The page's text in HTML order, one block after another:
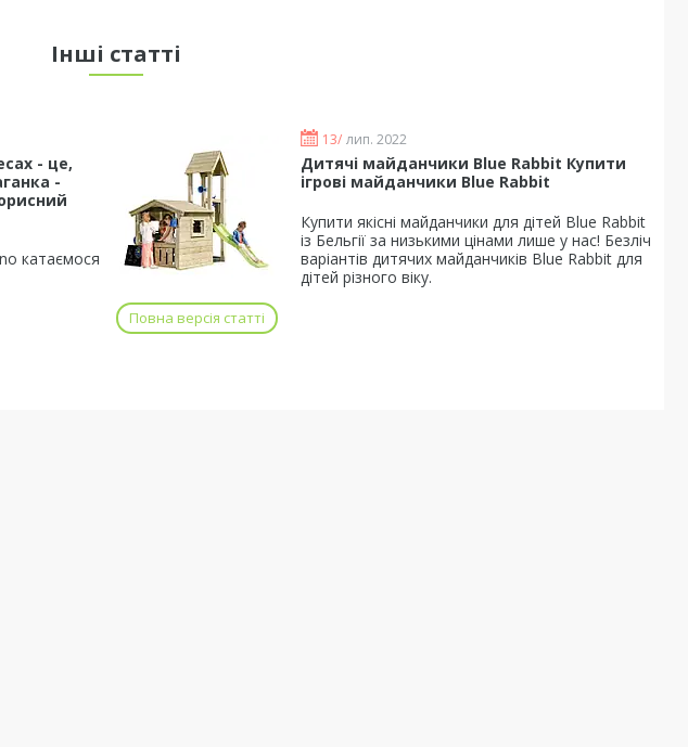
Інші статті
- це,
-
катаємося
13/ лип. 2022
Дитячі майданчики Blue Rabbit Купити
ігрові майданчики Blue Rabbit
Купити якісні майданчики для дітей Blue Rabbit
із Бельгії за низькими цінами лише у нас! Безліч
варіантів дитячих майданчиків Blue Rabbit для
дітей різного віку.
Повна версія статті